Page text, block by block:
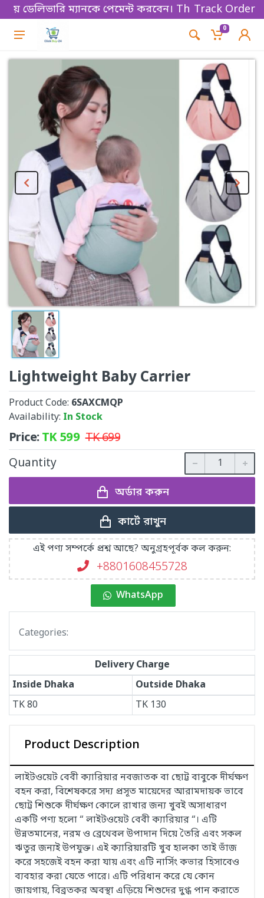
ডেলিভারি ম্যানকে পেমেন্ট করবেন। Thanks for
Track Order
0
Lightweight Baby Carrier
Product Code: 6SAXCMQP
Availability: In Stock
Price:TK599 TK699
Quantity
অর্ডার করুন
কার্টে রাখুন
এই পণ্য সম্পর্কে প্রশ্ন আছে? অনুগ্রহপূর্বক কল করুন:
+8801608455728
WhatsApp
Categories:
Delivery Charge
Inside Dhaka
Outside Dhaka
TK80 TK 130
Product Description
লাইটওয়েট বেবী ক্যারিয়ার নবজাতক বা ছোট্ট বাবুকে দীর্ঘক্ষণ
বহন করা, বিশেষকরে সদ্য প্রসূত মায়েদের আরামদায়ক ভাবে
ছোট্ট শিশুকে দীর্ঘক্ষণ কোলে রাখার জন্য খুবই অসাধারণ
একটি পণ্য হলো “ লাইটওয়েট বেবী ক্যারিয়ার “। এটি
উন্নতমানের, নরম ও ব্রেথেবল উপাদান দিয়ে তৈরি এবং সকল
ঋতুর জন্যই উপযুক্ত। এই ক্যারিয়ারটি খুব হালকা তাই ভাঁজ
করে সহজেই বহন করা যায় এবং এটি নার্সিং কভার হিসাবেও
ব্যবহার করা যেতে পারে। এটি পরিধান করে যে কোন
জায়গায়, বিব্রতকর অবস্থা এড়িয়ে শিশুদের দুগ্ধ পান করাতে